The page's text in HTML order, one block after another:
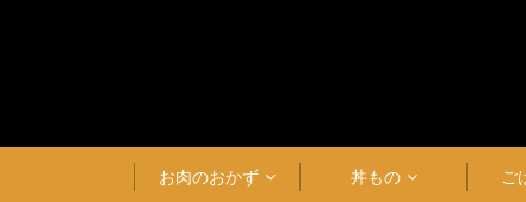
お肉のおかず 丼もの ご